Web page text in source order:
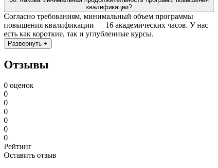
квалификации?
Согласно требованиям, минимальный объем программы
повышения квалификации — 16 академических часов. У нас
есть как короткие, так и углубленные курсы.
Развернуть +
Отзывы
0 оценок
0
0
0
0
0
0
Рейтинг
Оставить отзыв